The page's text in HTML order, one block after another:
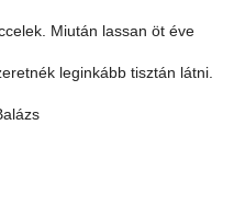
Miután lassan öt éve
leginkább tisztán látni.